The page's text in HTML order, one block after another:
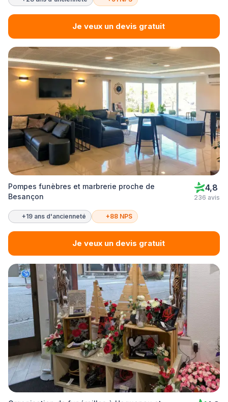
Je veux un devis gratuit
Pompes funèbres et marbrerie proche de
Besançon
4,8
236 avis
+19 ans d'ancienneté +88 NPS
Je veux un devis gratuit